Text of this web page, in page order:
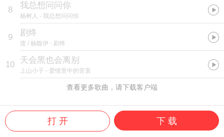
8 我总想问问你
杨树人 - 我总想问问你
9 剧终
渡 / 杨馥伊 - 剧终
10 天会黑也会离别
上山小子 - 爱情里中的苦衷
查看更多歌曲，请下载客户端
打 开 下 载